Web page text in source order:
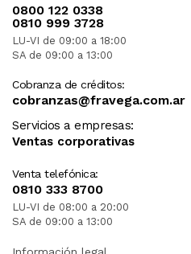
0800 122 0338
0810 999 3728
LU-VI de 09:00 a 18:00
SA de 09:00 a 13:00
Cobranza de créditos:
cobranzas@fravega.com.ar
Servicios a empresas:
Ventas corporativas
Venta telefónica:
0810 333 8700
LU-VI de 08:00 a 20:00
SA de 09:00 a 13:00